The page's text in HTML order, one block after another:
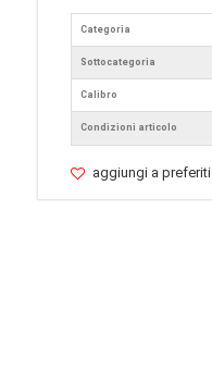
Categoria
Sottocategoria
Calibro
Condizioni articolo
aggiungi a preferiti